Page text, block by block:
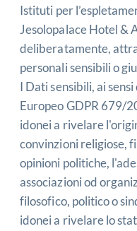
Istituti per
Jesolopalace Hotel &
deliberatamente,
personali sensibili o
I Dati sensibili, ai
Europeo GDPR 679/
idonei a rivelare
convinzioni religiose,
opinioni politiche,
associazioni od
filosofico, politico o
idonei a rivelare lo